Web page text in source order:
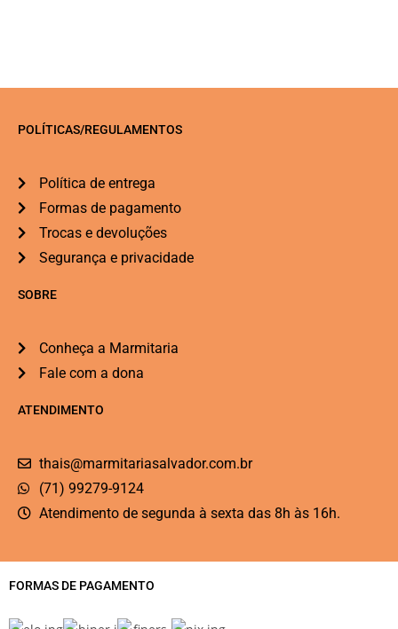
POLÍTICAS/REGULAMENTOS
Política de entrega
Formas de pagamento
Trocas e devoluções
Segurança e privacidade
SOBRE
Conheça a Marmitaria
Fale com a dona
ATENDIMENTO
thais@marmitariasalvador.com.br
(71) 99279-9124
Atendimento de segunda à sexta das 8h às 16h.
FORMAS DE PAGAMENTO